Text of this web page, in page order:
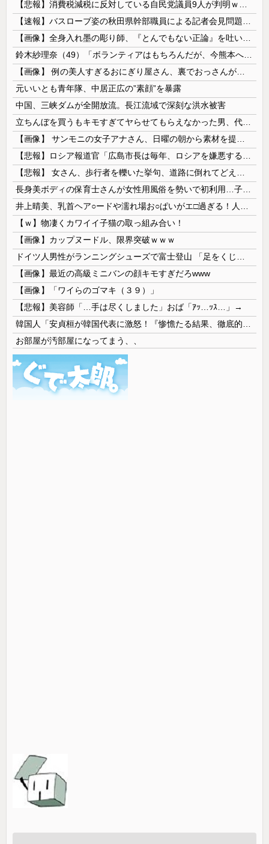
元いいとも青年隊、中居正広の”素顔”を暴露
中国、三峡ダムが全開放流。長江流域で深刻な洪水被害
【ｗ】物凄くカワイイ子猫の取っ組み合い！
【画像】カップヌードル、限界突破ｗｗｗ
【画像】最近の高級ミニバンの顔キモすぎだろwww
【画像】「ワイらのゴマキ（３９）」
【悲報】美容師「…手は尽くしました」おば「ｱｯ…ｯｽ…」→
お部屋が汚部屋になってまう、、